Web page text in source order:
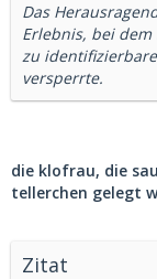
Das
Erlebnis, bei
zu
versperrte.
die klofrau, die
tellerchen gelegt
Zitat